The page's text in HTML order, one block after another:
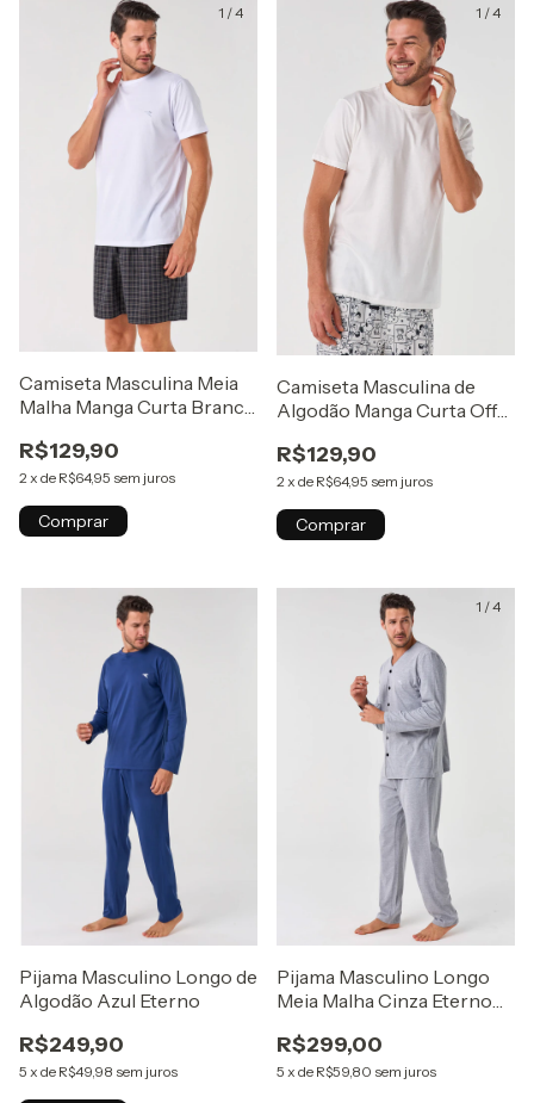
1 /4
Camiseta Masculina Meia
Malha Manga Curta Branca
R$129,90
2 x de R$64,95 sem juros
Comprar
1 /4
Camiseta Masculina de
Algodão Manga Curta Off
R$129,90
2 x de R$64,95 sem juros
Comprar
Pijama Masculino Longo de
Algodão Azul Eterno
R$249,90
5 x de R$49,98 sem juros
1 /4
Pijama Masculino Longo
Meia Malha Cinza Eterno
R$299,00
5 x de R$59,80 sem juros